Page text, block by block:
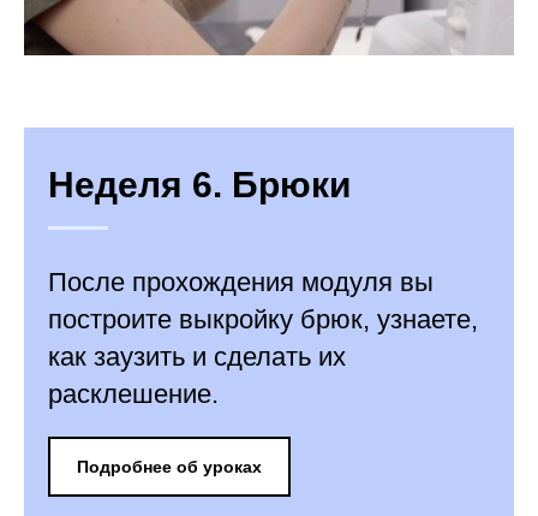
Неделя 6. Брюки
После прохождения модуля вы
построите выкройку брюк, узнаете,
как заузить и сделать их
расклешение.
Подробнее об уроках